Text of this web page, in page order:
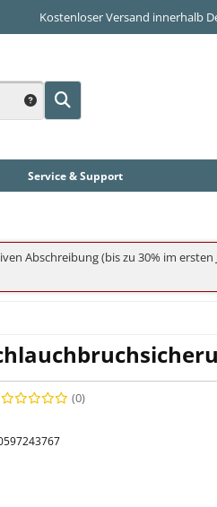
Kostenloser Versand innerhalb
Service & Support
Abschreibung (bis zu 30% im
(0)